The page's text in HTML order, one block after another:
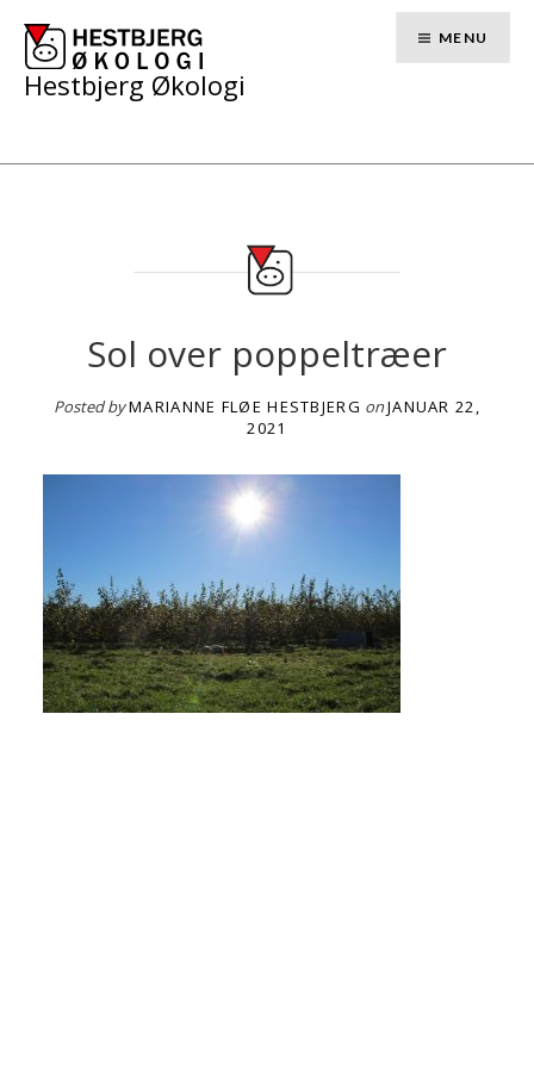
content
Hestbjerg Økologi
MENU
Sol over poppeltræer
Posted byMARIANNE FLØE HESTBJERG onJANUAR 22,
2021